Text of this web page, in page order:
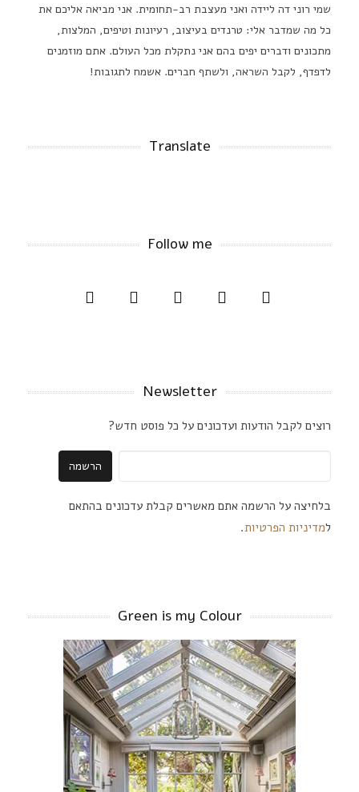
שמי רוני דה ליידה ואני מעצבת רב-תחומית. אני מביאה אליכם את
כל מה שמדבר אלי: טרנדים בעיצוב, רעיונות וטיפים, המלצות,
מתכונים ודברים יפים בהם אני נתקלת מכל העולם. אתם מוזמנים
לדפדף, לקבל השראה, ולשתף חברים. אשמח לתגובות!
Translate
Follow me
Newsletter
רוצים לקבל הודעות ועדכונים על כל פוסט חדש?
בלחיצה על הרשמה אתם מאשרים קבלת עדכונים בהתאם
למדיניות הפרטיות.
Green is my Colour